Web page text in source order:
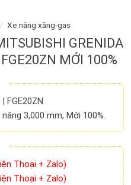
/ Xe nâng xăng-gas
GRENIDA
MỚI 100%
FGE20ZN
3,000 mm, Mới 100%.
Thoại + Zalo)
Thoại + Zalo)